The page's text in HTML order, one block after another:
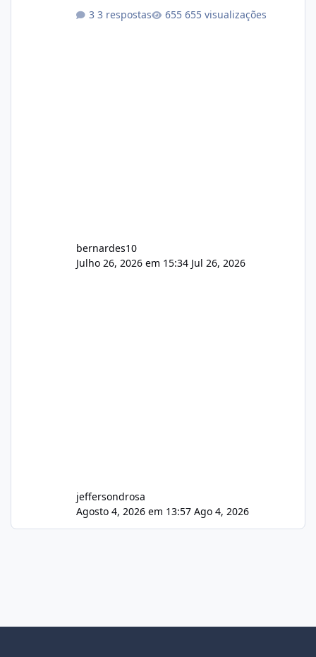
com cerca de 80% concluído e conta com
3 respostas 655 visualizações
bernardes10
Julho 26, 2026 em 15:34 Jul 26, 2026
jeffersondrosa
Agosto 4, 2026 em 13:57 Ago 4, 2026